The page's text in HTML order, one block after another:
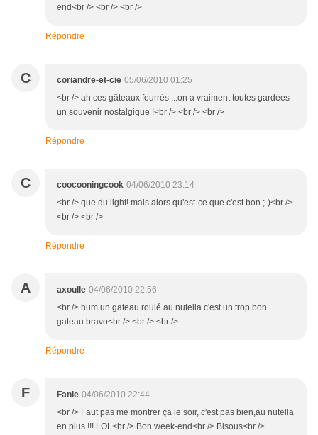
end<br /> <br /> <br />
Répondre
C coriandre-et-cie 05/06/2010 01:25
<br /> ah ces gâteaux fourrés ...on a vraiment toutes gardées
un souvenir nostalgique !<br /> <br /> <br />
Répondre
C coocooningcook 04/06/2010 23:14
<br /> que du light! mais alors qu'est-ce que c'est bon ;-)<br />
<br /> <br />
Répondre
A axoulle 04/06/2010 22:56
<br /> hum un gateau roulé au nutella c'est un trop bon
gateau bravo<br /> <br /> <br />
Répondre
F Fanie 04/06/2010 22:44
<br /> Faut pas me montrer ça le soir, c'est pas bien,au nutella
en plus !!! LOL<br /> Bon week-end<br /> Bisous<br />